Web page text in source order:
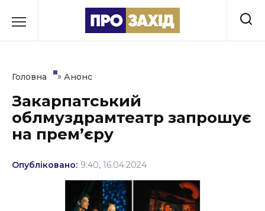
до
Культура
Освіта
Події
Головна » Анонс
Закарпатський
облмуздрамтеатр запрошує
на премʼєру
Опубліковано: 9:40, 16.04.2024